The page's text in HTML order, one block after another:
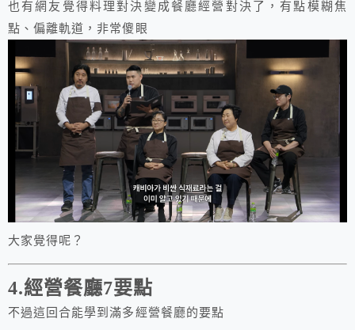
也有網友覺得料理對決變成餐廳經營對決了，有點模糊焦
點、偏離軌道，非常傻眼
大家覺得呢？
4.經營餐廳7要點
不過這回合能學到滿多經營餐廳的要點